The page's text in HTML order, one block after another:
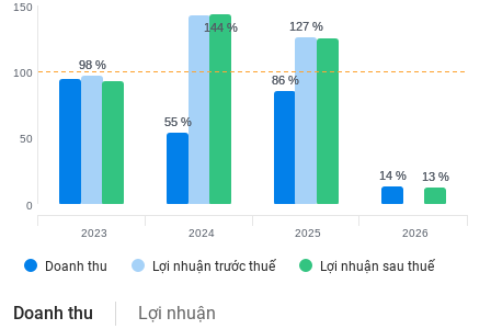
55 %
55 %
86 %
86 %
14 %
14 %
98 %
98 %
127 %
127 %
144 %
144 %
13 %
13 %
Doanh thu Lợi nhuận trước thuế Lợi nhuận sau thuế
0
50
100
150
2023 2024 2025 2026
Doanh thu Lợi nhuận